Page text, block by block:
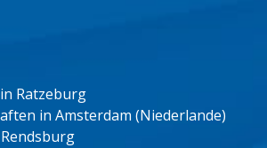
Ratzeburg
in Amsterdam (Niederlande)